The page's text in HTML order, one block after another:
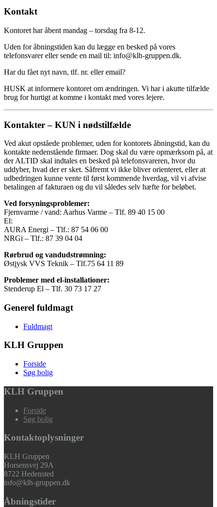
Kontakt
Kontoret har åbent mandag – torsdag fra 8-12.
Uden for åbningstiden kan du lægge en besked på vores
telefonsvarer eller sende en mail til: info@klh-gruppen.dk.
Har du fået nyt navn, tlf. nr. eller email?
HUSK at informere kontoret om ændringen. Vi har i akutte tilfælde
brug for hurtigt at komme i kontakt med vores lejere.
Kontakter – KUN i nødstilfælde
Ved akut opståede problemer, uden for kontorets åbningstid, kan du
kontakte nedenstående firmaer. Dog skal du være opmærksom på, at
der ALTID skal indtales en besked på telefonsvareren, hvor du
uddyber, hvad der er sket. Såfremt vi ikke bliver orienteret, eller at
udbedringen kunne vente til først kommende hverdag, vil vi afvise
betalingen af fakturaen og du vil således selv hæfte for beløbet.
Ved forsyningsproblemer:
Fjernvarme / vand: Aarhus Varme – Tlf. 89 40 15 00
El:
AURA Energi – Tlf.: 87 54 06 00
NRGi – Tlf.: 87 39 04 04
Rørbrud og vandudstrømning:
Østjysk VVS Teknik – Tlf.75 64 11 89
Problemer med el-installationer:
Stenderup El – Tlf. 30 73 17 27
Generel fuldmagt
Fuldmagt
KLH Gruppen
Forside
Søg bolig
KLH Gruppen
Forside
Søg bolig
Kontaktoplysninger
KLH Gruppen
Horsensvej 29A
8722 Hedensted
info@klh-gruppen.dk
Åbningstider